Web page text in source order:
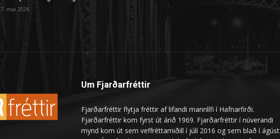
7. maí 2026
Um Fjarðarfréttir
Fjarðarfréttir flytja fréttir af lifandi mannlífi í Hafnarfirði.
Fjarðarfréttir kom fyrst út árið 1969. Fjarðarfréttir í núverandi
mynd kom út sem veffréttamiðill í júlí 2016 og sem blað í ágúst